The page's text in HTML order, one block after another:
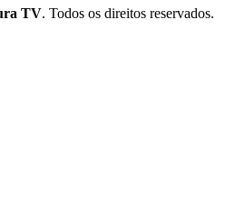
TV. Todos os direitos reservados.